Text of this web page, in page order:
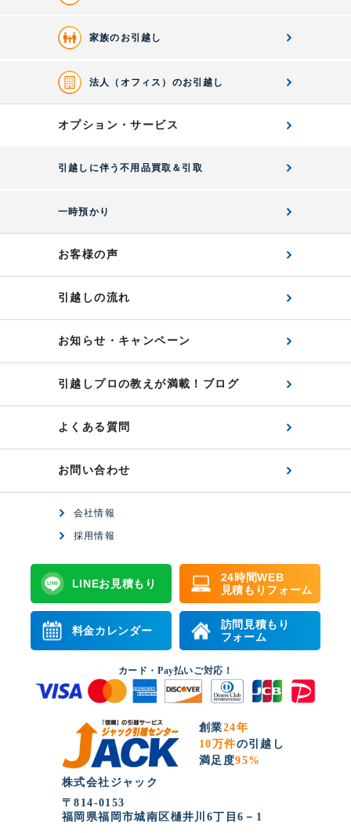
家族のお引越し
法人（オフィス）のお引越し
オプション・サービス
引越しに伴う不用品買取＆引取
一時預かり
お客様の声
引越しの流れ
お知らせ・キャンペーン
引越しプロの教えが満載！ブログ
よくある質問
お問い合わせ
会社情報
採用情報
LINEお見積もり
24時間WEB
見積もりフォーム
料金カレンダー
訪問見積もり
フォーム
カード・Pay払いご対応！
創業24年
10万件の引越し
満足度95%
株式会社ジャック
〒814-0153
福岡県福岡市城南区樋井川6丁目6－1